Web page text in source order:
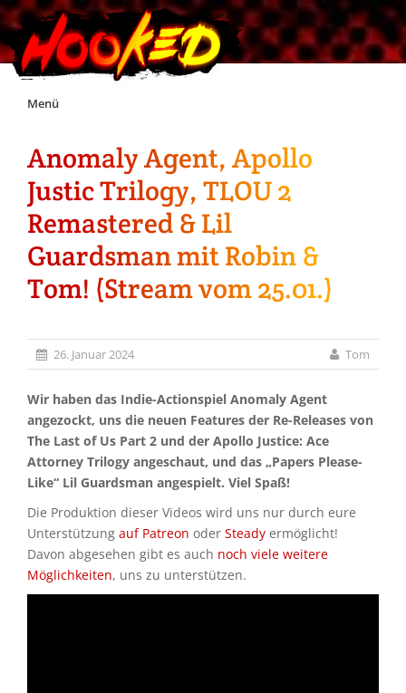
Skip
Menü
Unterstützt Hooked!
Exklusiv für Supporter*innen
Impressum
Discord
Anomaly Agent, Apollo
Justic Trilogy, TLOU 2
Remastered & Lil
Guardsman mit Robin &
Tom! (Stream vom 25.01.)
26. Januar 2024 Tom
Wir haben das Indie-Actionspiel Anomaly Agent
angezockt, uns die neuen Features der Re-Releases von
The Last of Us Part 2 und der Apollo Justice: Ace
Attorney Trilogy angeschaut, und das „Papers Please-
Like“ Lil Guardsman angespielt. Viel Spaß!
Die Produktion dieser Videos wird uns nur durch eure
Unterstützung auf Patreon oder Steady ermöglicht!
Davon abgesehen gibt es auch noch viele weitere
Möglichkeiten, uns zu unterstützen.